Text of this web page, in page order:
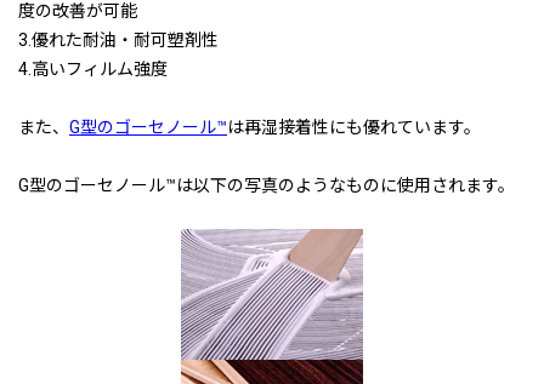
度の改善が可能
3.優れた耐油・耐可塑剤性
4.高いフィルム強度
また、 G型のゴーセノール™は再湿接着性にも優れています。
G型のゴーセノール™は以下の写真のようなものに使用されます。